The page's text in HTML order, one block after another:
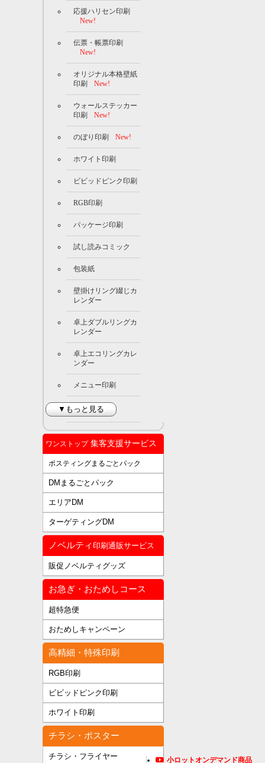
応援ハリセン印刷
New!
伝票・帳票印刷
New!
オリジナル本格壁紙
印刷
New!
ウォールステッカー
印刷
New!
のぼり印刷 New!
ホワイト印刷
ビビッドピンク印刷
RGB印刷
パッケージ印刷
試し読みコミック
包装紙
壁掛けリング綴じカ
レンダー
卓上ダブルリングカ
レンダー
卓上エコリングカレ
ンダー
メニュー印刷
▼もっと見る
ワンストップ集客支援サービス
ポスティングまるごとパック
DMまるごとパック
エリアDM
ターゲティングDM
ノベルティ 印刷通販サービス
販促ノベルティグッズ
お急ぎ・おためしコース
超特急便
おためしキャンペーン
高精細・特殊印刷
RGB印刷
ビビッドピンク印刷
ホワイト印刷
チラシ・ポスター
チラシ・フライヤー 小ロットオンデマンド商品